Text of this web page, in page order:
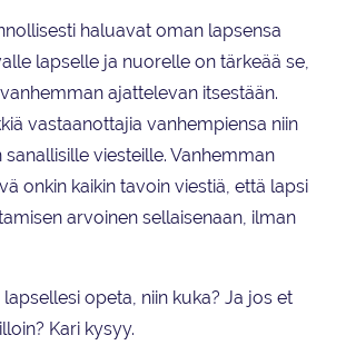
haluavat oman lapsensa
lapselle ja nuorelle on tärkeää se,
ajattelevan itsestään.
vastaanottajia vanhempiensa niin
viesteille. Vanhemman
onkin kaikin tavoin viestiä, että lapsi
arvoinen sellaisenaan, ilman
opeta, niin kuka? Ja jos et
Kari kysyy.